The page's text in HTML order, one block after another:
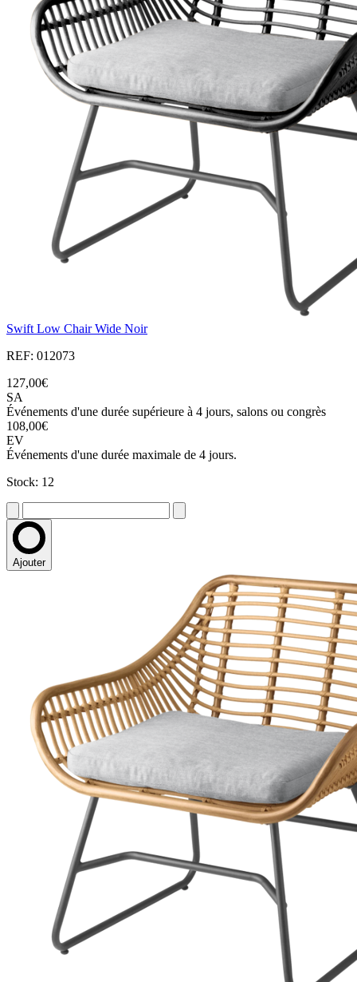
Swift Low Chair Wide Noir
REF: 012073
127,00€
SA
Événements d'une durée supérieure à 4 jours, salons ou congrès
108,00€
EV
Événements d'une durée maximale de 4 jours.
Stock: 12
Ajouter